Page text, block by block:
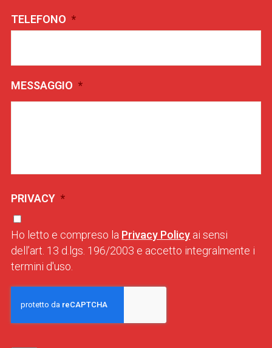
TELEFONO *
MESSAGGIO *
PRIVACY *
Ho letto e compreso la Privacy Policy ai sensi
dell’art. 13 d.lgs. 196/2003 e accetto integralmente i
termini d'uso.